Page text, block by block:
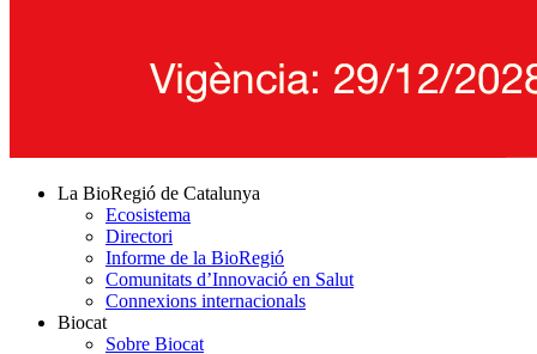
La BioRegió de Catalunya
Ecosistema
Directori
Informe de la BioRegió
Comunitats d’Innovació en Salut
Connexions internacionals
Biocat
Sobre Biocat